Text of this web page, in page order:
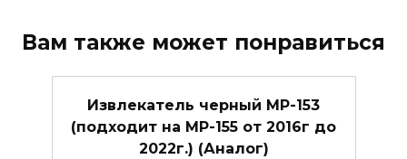
Вам также может понравиться
Извлекатель черный МР-153
(подходит на МР-155 от 2016г до
2022г.) (Аналог)